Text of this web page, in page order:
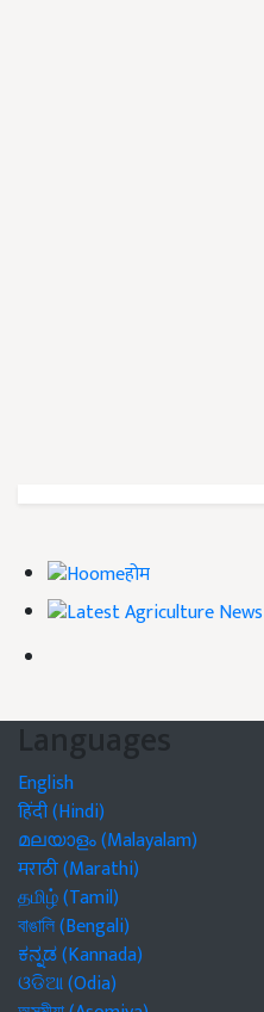
होम
Languages
English
हिंदी (Hindi)
മലയാളം (Malayalam)
मराठी (Marathi)
தமிழ் (Tamil)
বাঙালি (Bengali)
ಕನ್ನಡ (Kannada)
ଓଡିଆ (Odia)